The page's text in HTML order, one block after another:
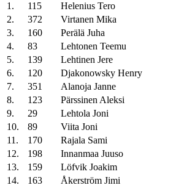
1. 115 Helenius Tero
2.
372 Virtanen Mika
3.
160 Perälä Juha
4.
83 Lehtonen Teemu
5.
139 Lehtinen Jere
6.
120 Djakonowsky Henry
7.
351 Alanoja Janne
8.
123 Pärssinen Aleksi
9.
29 Lehtola Joni
10.
89 Viita Joni
11.
170 Rajala Sami
12.
198 Innanmaa Juuso
13.
159 Löfvik Joakim
14.
163 Åkerström Jimi